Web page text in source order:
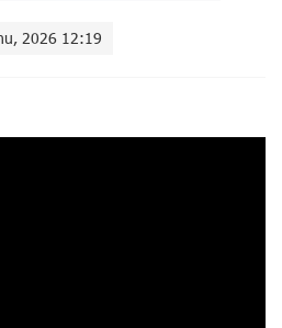
2026 12:19